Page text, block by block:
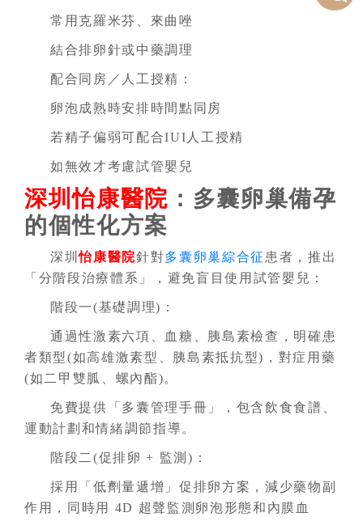
常用克羅米芬、來曲唑
結合排卵針或中藥調理
配合同房／人工授精：
卵泡成熟時安排時間點同房
若精子偏弱可配合IUI人工授精
如無效才考慮試管嬰兒
深圳怡康醫院 ：多囊卵巢備孕
的個性化方案
深圳怡康醫院針對多囊卵巢綜合征 患者，推出
「分階段治療體系」，避免盲目使用試管嬰兒：
階段一(基礎調理)：
通過性激素六項、血糖、胰島素檢查，明確患
者類型(如高雄激素型、胰島素抵抗型)，對症用藥
(如二甲雙胍、螺內酯)。
免費提供「多囊管理手冊」，包含飲食食譜、
運動計劃和情緒調節指導。
階段二(促排卵 + 監測)：
採用「低劑量遞增」促排卵方案，減少藥物副
作用，同時用 4D 超聲監測卵泡形態和內膜血